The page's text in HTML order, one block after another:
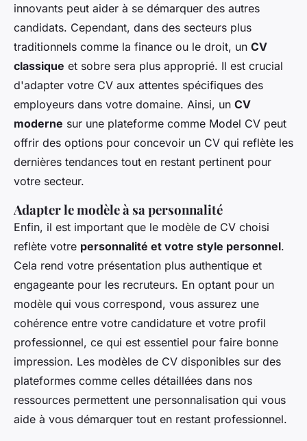
innovants peut aider à se démarquer des autres
candidats. Cependant, dans des secteurs plus
traditionnels comme la finance ou le droit, un CV
classique et sobre sera plus approprié. Il est crucial
d'adapter votre CV aux attentes spécifiques des
employeurs dans votre domaine. Ainsi, un CV
moderne sur une plateforme comme Model CV peut
offrir des options pour concevoir un CV qui reflète les
dernières tendances tout en restant pertinent pour
votre secteur.
Adapter le modèle à sa personnalité
Enfin, il est important que le modèle de CV choisi
reflète votre personnalité et votre style personnel.
Cela rend votre présentation plus authentique et
engageante pour les recruteurs. En optant pour un
modèle qui vous correspond, vous assurez une
cohérence entre votre candidature et votre profil
professionnel, ce qui est essentiel pour faire bonne
impression. Les modèles de CV disponibles sur des
plateformes comme celles détaillées dans nos
ressources permettent une personnalisation qui vous
aide à vous démarquer tout en restant professionnel.